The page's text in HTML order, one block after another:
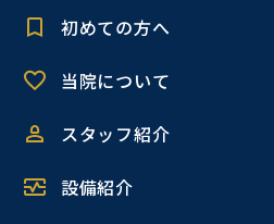
初めての方へ
当院について
スタッフ紹介
設備紹介